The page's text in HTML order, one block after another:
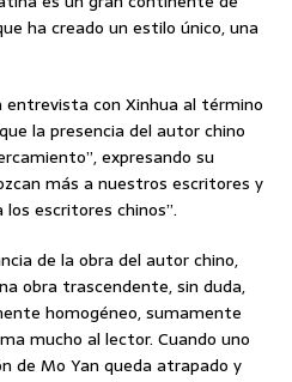
ha creado un estilo único, una
entrevista con Xinhua al término
la presencia del autor chino
expresando su
más a nuestros escritores y
escritores chinos”.
de la obra del autor chino,
obra trascendente, sin duda,
homogéneo, sumamente
mucho al lector. Cuando uno
de Mo Yan queda atrapado y